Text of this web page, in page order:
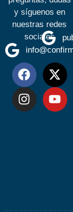
y síguenos en
nuestras redes
sociales